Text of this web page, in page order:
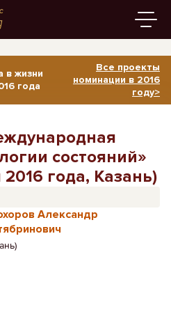
в жизни
года
Все проекты
номинации в 2016
году>
состояний»
года, Казань)
Александр